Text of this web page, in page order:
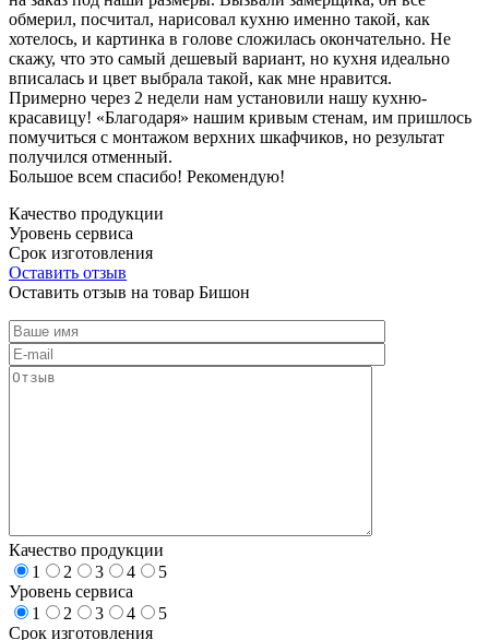
обмерил, посчитал, нарисовал кухню именно такой, как
хотелось, и картинка в голове сложилась окончательно. Не
скажу, что это самый дешевый вариант, но кухня идеально
вписалась и цвет выбрала такой, как мне нравится.
Примерно через 2 недели нам установили нашу кухню-
красавицу! «Благодаря» нашим кривым стенам, им пришлось
помучиться с монтажом верхних шкафчиков, но результат
получился отменный.
Большое всем спасибо! Рекомендую!
Качество продукции
Уровень сервиса
Срок изготовления
Оставить отзыв
Оставить отзыв на товар Бишон
Качество продукции
1
2 3 4
5
Уровень сервиса
1
2 3 4
5
Срок изготовления